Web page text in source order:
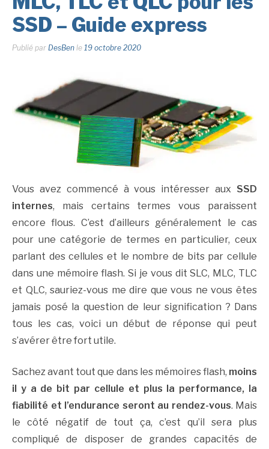
SSD – Guide express
Publié par DesBen le 19 octobre 2020
Vous avez commencé à vous intéresser aux SSD
internes, mais certains termes vous paraissent
encore flous. C’est d’ailleurs généralement le cas
pour une catégorie de termes en particulier, ceux
parlant des cellules et le nombre de bits par cellule
dans une mémoire flash. Si je vous dit SLC, MLC, TLC
et QLC, sauriez-vous me dire que vous ne vous êtes
jamais posé la question de leur signification ? Dans
tous les cas, voici un début de réponse qui peut
s’avérer être fort utile.
Sachez avant tout que dans les mémoires flash, moins
il y a de bit par cellule et plus la performance, la
fiabilité et l’endurance seront au rendez-vous. Mais
le côté négatif de tout ça, c’est qu’il sera plus
compliqué de disposer de grandes capacités de